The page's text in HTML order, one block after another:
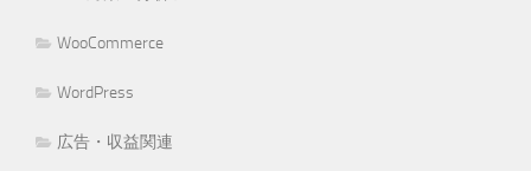
WooCommerce
WordPress
広告・収益関連